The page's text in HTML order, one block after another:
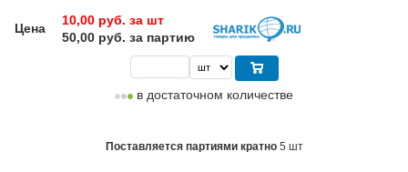
Цена
10,00 руб. за шт
50,00 руб. за партию
в достаточном количестве
Поставляется партиями кратно 5 шт